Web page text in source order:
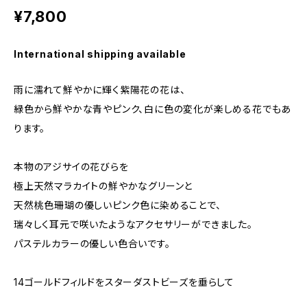
¥7,800
International shipping available
雨に濡れて鮮やかに輝く紫陽花の花は、
緑色から鮮やかな青やピンク、白に色の変化が楽しめる花でもあ
ります。
本物のアジサイの花びらを
極上天然マラカイトの鮮やかなグリーンと
天然桃色珊瑚の優しいピンク色に染めることで、
瑞々しく耳元で咲いたようなアクセサリーができました。
パステルカラーの優しい色合いです。
14ゴールドフィルドをスターダストビーズを垂らして